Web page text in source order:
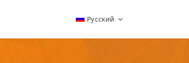
Русский